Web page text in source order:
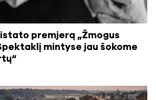
premjerą „Žmogus
mintyse jau šokome